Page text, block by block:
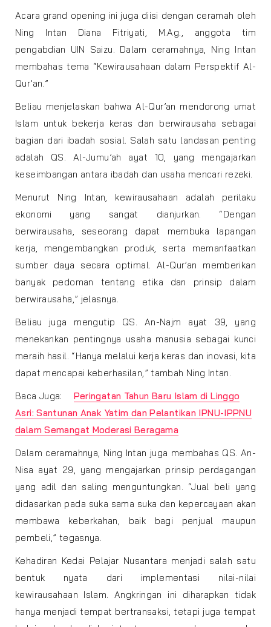
Acara grand opening ini juga diisi dengan ceramah oleh
Ning Intan Diana Fitriyati, M.Ag., anggota tim
pengabdian UIN Saizu. Dalam ceramahnya, Ning Intan
membahas tema “Kewirausahaan dalam Perspektif Al-
Qur’an.”
Beliau menjelaskan bahwa Al-Qur’an mendorong umat
Islam untuk bekerja keras dan berwirausaha sebagai
bagian dari ibadah sosial. Salah satu landasan penting
adalah QS. Al-Jumu’ah ayat 10, yang mengajarkan
keseimbangan antara ibadah dan usaha mencari rezeki.
Menurut Ning Intan, kewirausahaan adalah perilaku
ekonomi yang sangat dianjurkan. “Dengan
berwirausaha, seseorang dapat membuka lapangan
kerja, mengembangkan produk, serta memanfaatkan
sumber daya secara optimal. Al-Qur’an memberikan
banyak pedoman tentang etika dan prinsip dalam
berwirausaha,” jelasnya.
Beliau juga mengutip QS. An-Najm ayat 39, yang
menekankan pentingnya usaha manusia sebagai kunci
meraih hasil. “Hanya melalui kerja keras dan inovasi, kita
dapat mencapai keberhasilan,” tambah Ning Intan.
Baca Juga:
Peringatan Tahun Baru Islam di Linggo
Asri: Santunan Anak Yatim dan Pelantikan IPNU-IPPNU
dalam Semangat Moderasi Beragama
Dalam ceramahnya, Ning Intan juga membahas QS. An-
Nisa ayat 29, yang mengajarkan prinsip perdagangan
yang adil dan saling menguntungkan. “Jual beli yang
didasarkan pada suka sama suka dan kepercayaan akan
membawa keberkahan, baik bagi penjual maupun
pembeli,” tegasnya.
Kehadiran Kedai Pelajar Nusantara menjadi salah satu
bentuk nyata dari implementasi nilai-nilai
kewirausahaan Islam. Angkringan ini diharapkan tidak
hanya menjadi tempat bertransaksi, tetapi juga tempat